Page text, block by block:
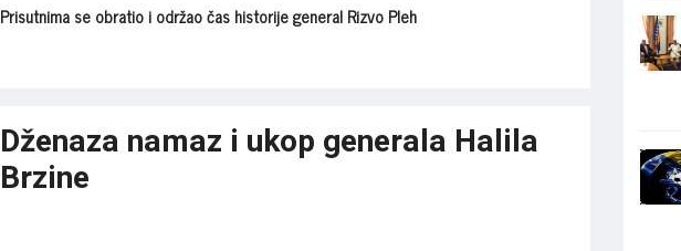
Prisutnima se obratio i održao čas historije general Rizvo Pleh
Dženaza namaz i ukop generala Halila
Brzine